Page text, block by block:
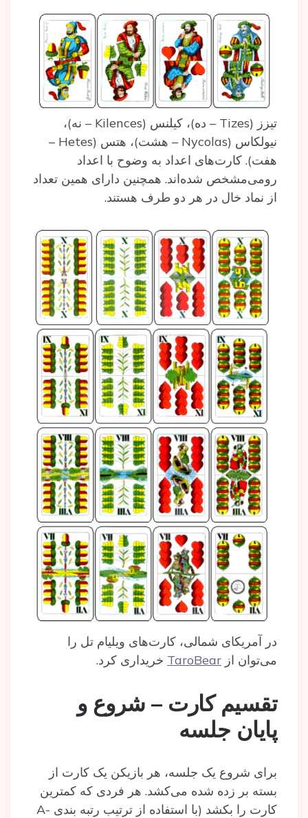
تیزز (Tizes – ده)، کیلنس (Kilences – نه)،
نیولکاس (Nycolas – هشت)، هتس (Hetes –
هفت). کارت‌های اعداد به وضوح با اعداد
رومی‌مشخص شده‌اند. همچنین دارای همین تعداد
از نماد خال در هر دو طرف هستند.
در آمریکای شمالی، کارت‌های ویلیام تل را
می‌توان از TaroBear خریداری کرد.
تقسیم کارت – شروع و
پایان جلسه
برای شروع یک جلسه، هر بازیکن یک کارت از
بسته بر زده شده می‌کشد. هر فردی که کمترین
کارت را بکشد (با استفاده از ترتیب رتبه بندی A-